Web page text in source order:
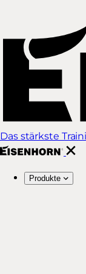
Das stärkste
Produkte